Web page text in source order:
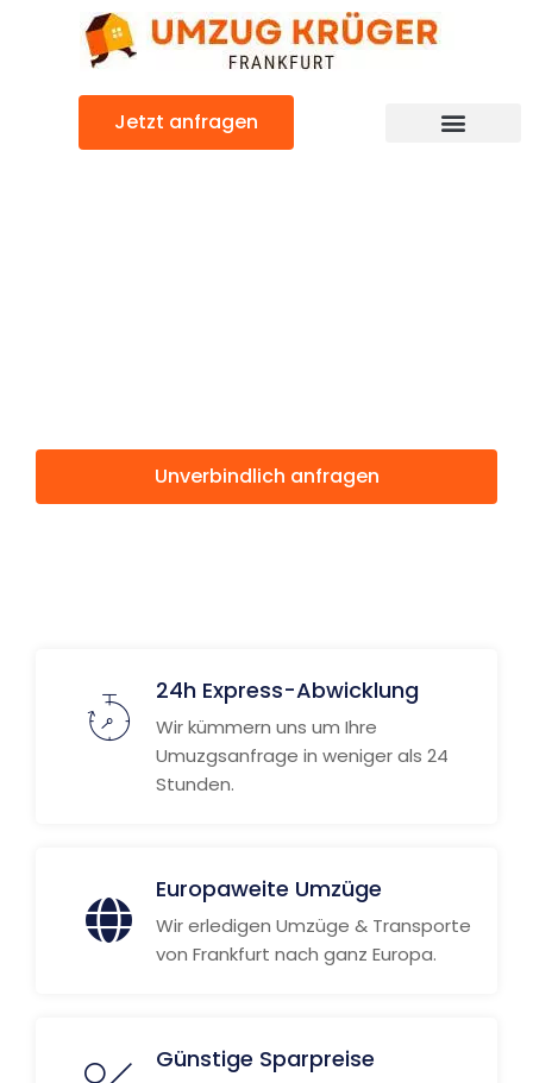
Jetzt anfragen
Unverbindlich anfragen
24h Express-Abwicklung
Wir kümmern uns um Ihre
Umuzgsanfrage in weniger als 24
Stunden.
Europaweite Umzüge
Wir erledigen Umzüge & Transporte
von Frankfurt nach ganz Europa.
Günstige Sparpreise